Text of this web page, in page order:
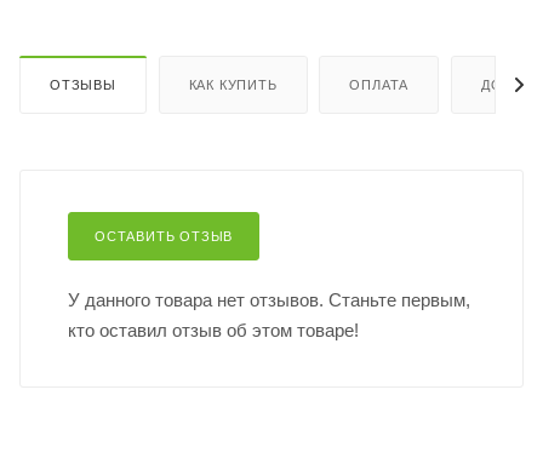
ОТЗЫВЫ КАК КУПИТЬ ОПЛАТА
ОСТАВИТЬ ОТЗЫВ
У данного товара нет отзывов. Станьте первым,
кто оставил отзыв об этом товаре!